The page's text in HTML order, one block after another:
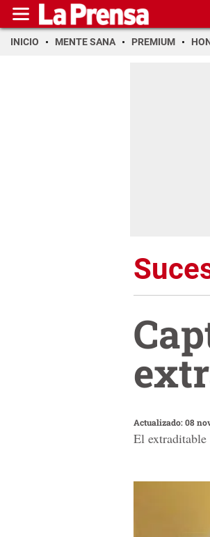
INICIO MENTE SANA PREMIUM
Actualizado: 08
El extraditable